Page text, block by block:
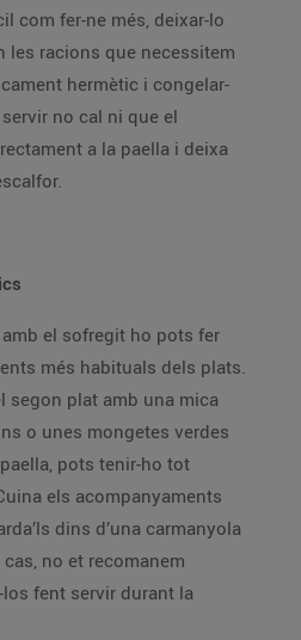
com fer-ne més, deixar-lo
les racions que necessitem
hermètic i congelar-
no cal ni que el
a la paella i deixa
el sofregit ho pots fer
més habituals dels plats.
segon plat amb una mica
o unes mongetes verdes
pots tenir-ho tot
els acompanyaments
dins d’una carmanyola
no et recomanem
fent servir durant la